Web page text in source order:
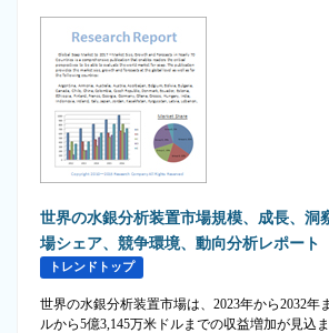
世界の水銀分析装置市場規模、成長、洞
場シェア、競争環境、動向分析レポート
トレンドトップ
世界の水銀分析装置市場は、2023年から2032年
ルから5億3,145万米ドルまでの収益増加が見込